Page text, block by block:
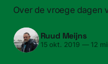
Over de vroege dagen
Ruud Meijns
15 okt. 2019 —12